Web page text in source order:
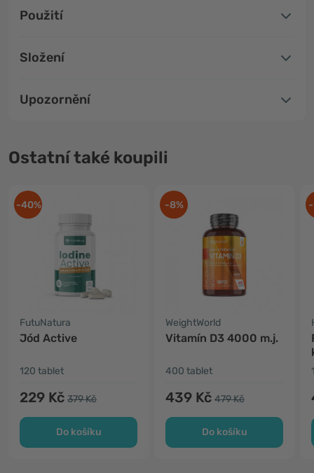
Použití
Složení
Upozornění
Ostatní také koupili
-40%
FutuNatura
Jód Active
120 tablet
229 Kč 379 Kč
Do košíku
-8%
WeightWorld
Vitamín D3 4000 m.j.
400 tablet
439 Kč 479 Kč
Do košíku